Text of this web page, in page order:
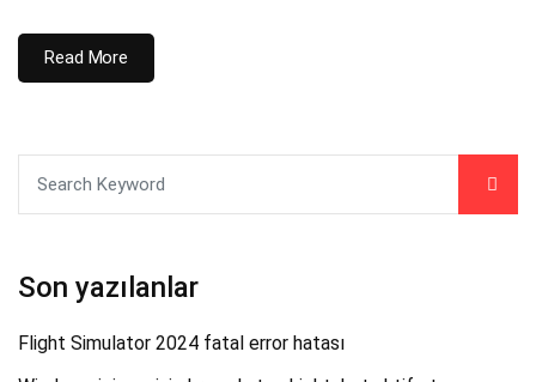
Read More
Son yazılanlar
Flight Simulator 2024 fatal error hatası